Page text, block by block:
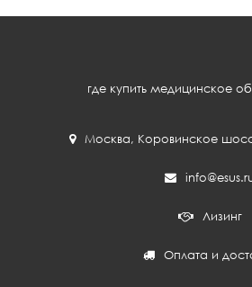
где купить медицинское
Москва, Коровинское
Лизинг
Оплата и